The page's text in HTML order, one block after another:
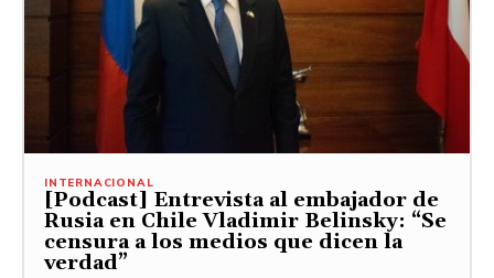
INTERNACIONAL
[Podcast] Entrevista al embajador de
Rusia en Chile Vladimir Belinsky: “Se
censura a los medios que dicen la
verdad”